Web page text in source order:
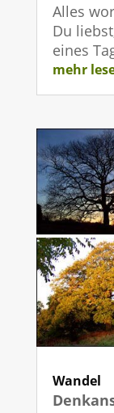
Alles
Du
eines
mehr
Wandel